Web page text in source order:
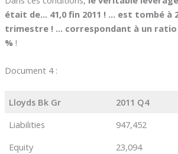
était de… 41,0 fin 2011 ! … est tombé à
trimestre ! … correspondant à un ratio
% !
Document 4 :
Lloyds Bk Gr 2011 Q4
Liabilities
947,452
Equity
23,094